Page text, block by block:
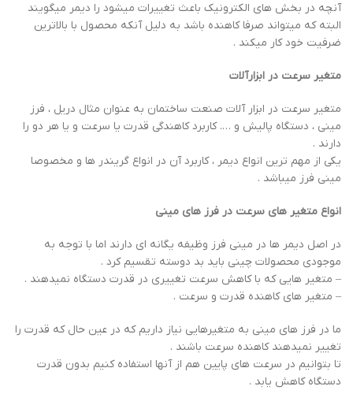
آنچه در بخش های الکترونیک باعث تغییرات میشود را دیمر میگویند
البته که میتواند صرفا کاهنده باشد به دلیل آنکه محصول با بالاترین
ضرفیت خود کار میکند .
متغیر سرعت در ابزارآلات
متغیر سرعت در ابزار آلات صنعت ساختمان به عنوان مثال دریل ، فرز
مینی ، دستگاه پالیش و …. کاربرد کاهندگی قدرت یا سرعت و یا هر دو را
دارند .
یکی از مهم ترین انواع دیمر ، کاربرد آن در انواع گریندر ها و مخصوصا
مینی فرز میباشد .
انواع متغیر های سرعت در فرز های مینی
در اصل دیمر ها در مینی فرز وظیفه یگانه ای دارند اما با توجه به
موجودی محصولات چینی باید بد دوسته تقسیم کرد .
– متغیر هایی که با کاهش سرعت تغییری در قدرت دستگاه نمیدهند .
– متغیر های کاهنده قدرت و سرعت .
ما در فرز های مینی به متغیرهایی نیاز داریم که در عین حال که قدرت را
تغییر نمیدهند کاهنده سرعت باشند .
تا بتوانیم در سرعت های پایین هم از آنها استفاده کنیم بدون قدرت
دستگاه کاهش یابد .